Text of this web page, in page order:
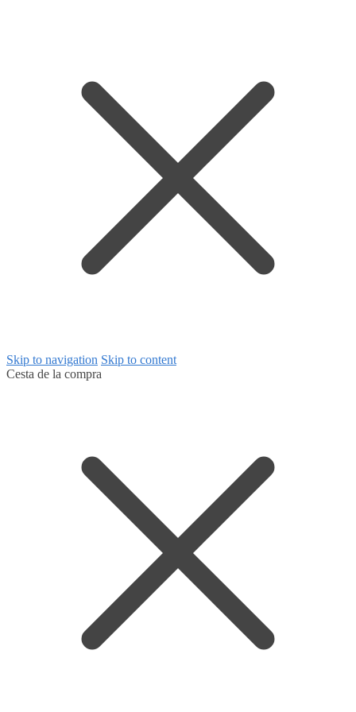
Skip to navigation Skip to content
Cesta de la compra